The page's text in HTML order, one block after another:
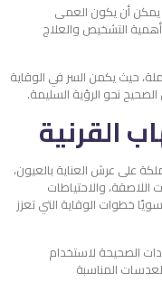
يمكن أن يكون العمى
التشخيص والعلاج
حيث يكمن السر في الوقاية
الصحيح نحو الرؤية السليمة.
القرنية
على عرش العناية بالعيون،
والاحتياطات
خطوات الوقاية التي تعزز
الصحيحة لاستخدام
المناسبة